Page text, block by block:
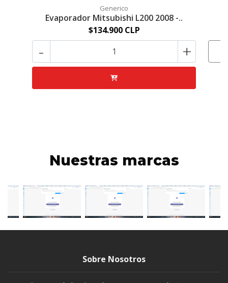
Generico
Evaporador Mitsubishi L200 2008 -..
$134.900 CLP
- +
Nuestras marcas
Sobre Nosotros